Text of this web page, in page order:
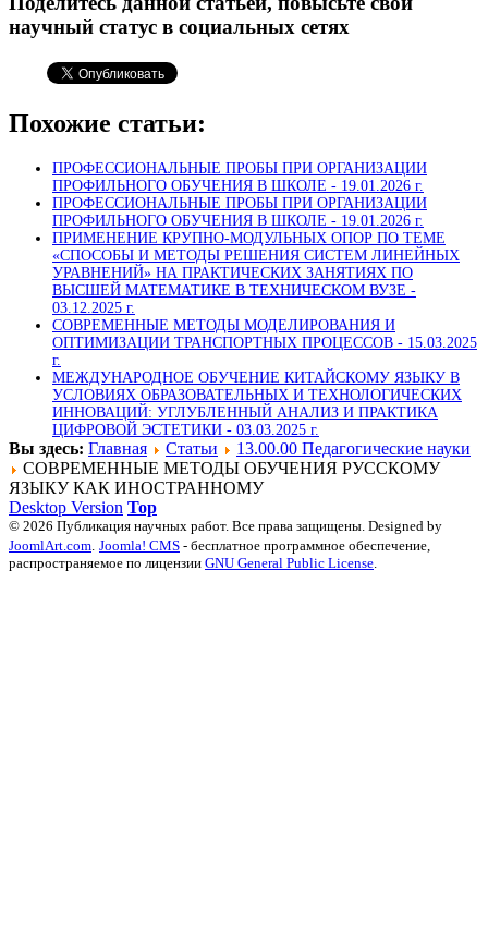
научный статус в социальных сетях
Похожие статьи:
ПРОФЕССИОНАЛЬНЫЕ ПРОБЫ ПРИ ОРГАНИЗАЦИИ
ПРОФИЛЬНОГО ОБУЧЕНИЯ В ШКОЛЕ - 19.01.2026 г.
ПРОФЕССИОНАЛЬНЫЕ ПРОБЫ ПРИ ОРГАНИЗАЦИИ
ПРОФИЛЬНОГО ОБУЧЕНИЯ В ШКОЛЕ - 19.01.2026 г.
ПРИМЕНЕНИЕ КРУПНО-МОДУЛЬНЫХ ОПОР ПО ТЕМЕ
«СПОСОБЫ И МЕТОДЫ РЕШЕНИЯ СИСТЕМ ЛИНЕЙНЫХ
УРАВНЕНИЙ» НА ПРАКТИЧЕСКИХ ЗАНЯТИЯХ ПО
ВЫСШЕЙ МАТЕМАТИКЕ В ТЕХНИЧЕСКОМ ВУЗЕ -
03.12.2025 г.
СОВРЕМЕННЫЕ МЕТОДЫ МОДЕЛИРОВАНИЯ И
ОПТИМИЗАЦИИ ТРАНСПОРТНЫХ ПРОЦЕССОВ - 15.03.2025
г.
МЕЖДУНАРОДНОЕ ОБУЧЕНИЕ КИТАЙСКОМУ ЯЗЫКУ В
УСЛОВИЯХ ОБРАЗОВАТЕЛЬНЫХ И ТЕХНОЛОГИЧЕСКИХ
ИННОВАЦИЙ: УГЛУБЛЕННЫЙ АНАЛИЗ И ПРАКТИКА
ЦИФРОВОЙ ЭСТЕТИКИ - 03.03.2025 г.
Вы здесь: Главная Статьи
13.00.00 Педагогические науки
СОВРЕМЕННЫЕ МЕТОДЫ ОБУЧЕНИЯ РУССКОМУ
ЯЗЫКУ КАК ИНОСТРАННОМУ
Desktop Version Top
© 2026 Публикация научных работ. Все права защищены. Designed by
JoomlArt.com. Joomla! CMS - бесплатное программное обеспечение,
распространяемое по лицензии GNU General Public License.